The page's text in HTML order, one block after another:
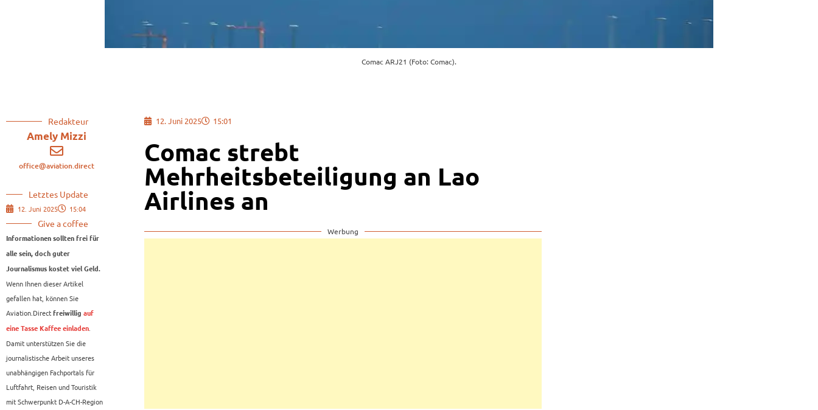
Comac ARJ21 (Foto: Comac).
Redakteur
Amely Mizzi
office@aviation.direct
Letztes Update
12. Juni 2025 15:04
Give a coffee
Informationen sollten frei für
alle sein, doch guter
Journalismus kostet viel Geld.
Wenn Ihnen dieser Artikel
gefallen hat, können Sie
Aviation.Direct freiwillig auf
eine Tasse Kaffee einladen.
Damit unterstützen Sie die
journalistische Arbeit unseres
unabhängigen Fachportals für
Luftfahrt, Reisen und Touristik
mit Schwerpunkt D-A-CH-Region
12. Juni 2025 15:01
Comac strebt
Mehrheitsbeteiligung an Lao
Airlines an
Werbung